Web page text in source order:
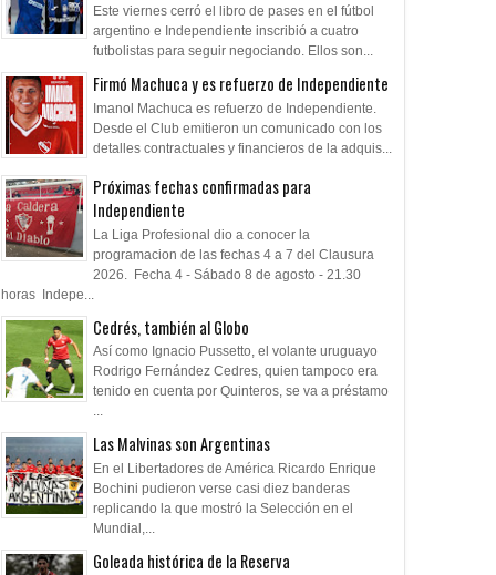
Este viernes cerró el libro de pases en el fútbol
argentino e Independiente inscribió a cuatro
futbolistas para seguir negociando. Ellos son...
Firmó Machuca y es refuerzo de Independiente
Imanol Machuca es refuerzo de Independiente.
Desde el Club emitieron un comunicado con los
detalles contractuales y financieros de la adquis...
Próximas fechas confirmadas para
Independiente
La Liga Profesional dio a conocer la
programacion de las fechas 4 a 7 del Clausura
2026. Fecha 4 - Sábado 8 de agosto - 21.30
horas Indepe...
Cedrés, también al Globo
Así como Ignacio Pussetto, el volante uruguayo
Rodrigo Fernández Cedres, quien tampoco era
tenido en cuenta por Quinteros, se va a préstamo
...
Las Malvinas son Argentinas
En el Libertadores de América Ricardo Enrique
Bochini pudieron verse casi diez banderas
replicando la que mostró la Selección en el
Mundial,...
Goleada histórica de la Reserva